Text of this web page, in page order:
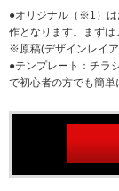
●オリジナル（※1）は
作となります。まずは
※原稿(デザインレイア
●テンプレート：チラ
で初心者の方でも簡単